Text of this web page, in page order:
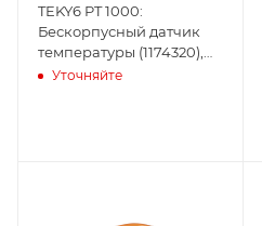
TEKY6 PT 1000:
Бескорпусный датчик
температуры (1174320),
Produal
Уточняйте